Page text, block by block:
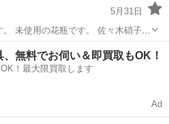
5月31日
未使用の花瓶です。 佐々木硝子と
お願い致します。
インテリア雑貨/小物
無料でお伺い＆即買取もOK！
！最大限買取します
Ad